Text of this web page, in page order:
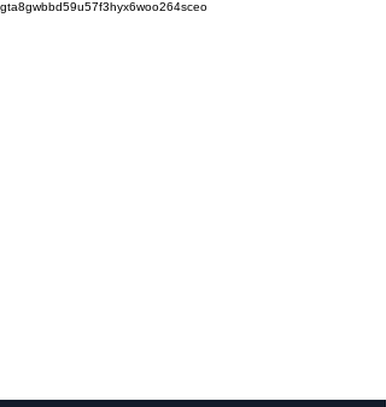
gta8gwbbd59u57f3hyx6woo264sceo